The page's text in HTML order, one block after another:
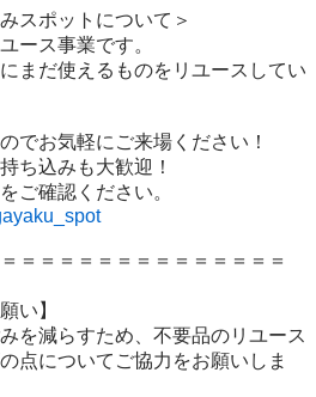
スポットについて＞
ース事業です。
まだ使えるものをリユースしてい
でお気軽にご来場ください！
ち込みも大歓迎！
＝＝＝＝＝＝＝＝＝＝＝＝＝＝
い】
を減らすため、不要品のリユース
点についてご協力をお願いしま